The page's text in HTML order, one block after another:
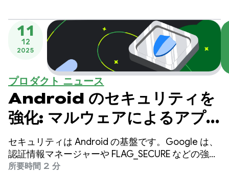
11
12
2025
プロダクト ニュース
Android のセキュリティを
強化: マルウェアによるアプ
リデータの不正な取得を阻止
セキュリティは Android の基盤です。Google は、
認証情報マネージャーや FLAG_SECURE などの強力
なセキュリティ ツールと機能を提供することで、
所要時間 2 分